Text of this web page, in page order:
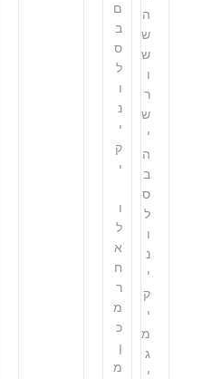
ה
ש
ש
ו
ר
ש
י
ה
ב
ס
ל
ו
נ
י
ק
י
מ
ג
י
ם
ב
ס
ל
ו
נ
י
ק
י
ו
ל
א
ח
ר
מ
כ
ן
מ